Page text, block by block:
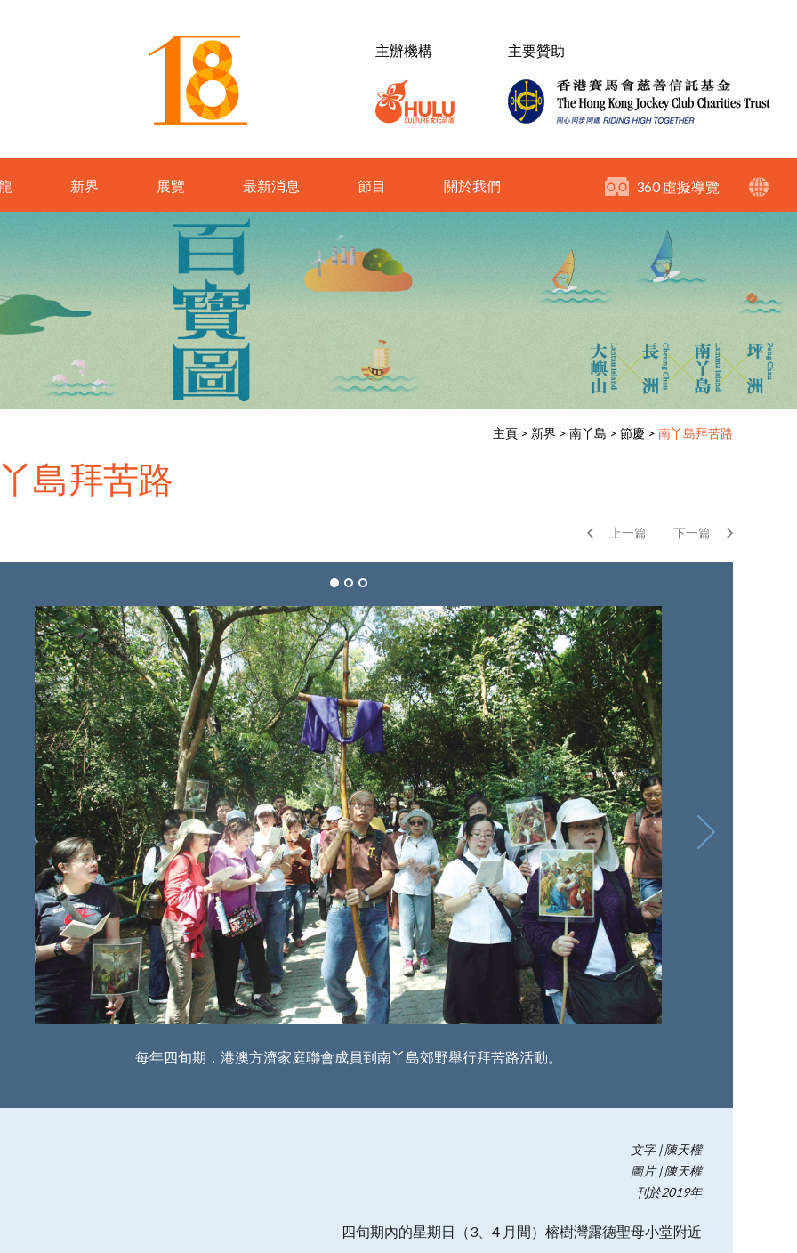
主辦機構 主要贊助
360 虛擬導覽
新界 展覽 最新消息 節目 關於我們
主頁 > 新界 > 南丫島 > 節慶 > 南丫島拜苦路
島拜苦路
下一篇
上一篇
每年四旬期，港澳方濟家庭聯會成員到南丫島郊野舉行拜苦路活動。
文字 | 陳天權
圖片 | 陳天權
刊於2019年
四旬期內的星期日（3、4 月間）榕樹灣露德聖母小堂附近